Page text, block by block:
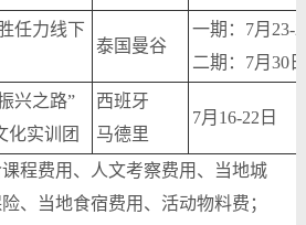
任力线下
泰国曼谷
一期：7月23-
二期：7月30
兴之路”
实训团
西班牙
马德里
7月16-22日
程费用、人文考察费用、当地城
、当地食宿费用、活动物料费；